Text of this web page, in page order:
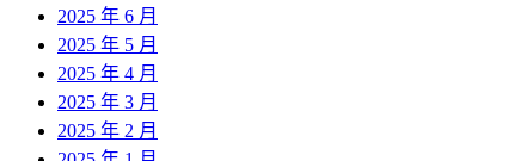
2025 年 6 月
2025 年 5 月
2025 年 4 月
2025 年 3 月
2025 年 2 月